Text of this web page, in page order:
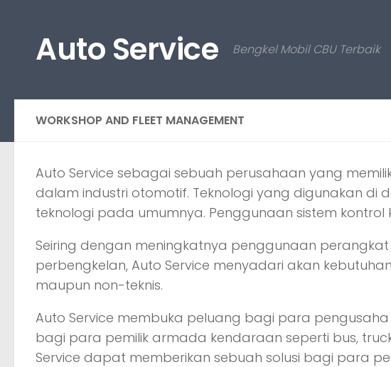
Auto Service Bengkel Mobil CBU Terbaik
WORKSHOP AND FLEET MANAGEMENT
Auto Service sebagai sebuah perusahaan yang
dalam industri otomotif. Teknologi yang digunakan
teknologi pada umumnya. Penggunaan sistem
Seiring dengan meningkatnya penggunaan
perbengkelan, Auto Service menyadari akan
maupun non-teknis.
Auto Service membuka peluang bagi para pengusaha
bagi para pemilik armada kendaraan seperti bus,
Service dapat memberikan sebuah solusi bagi para